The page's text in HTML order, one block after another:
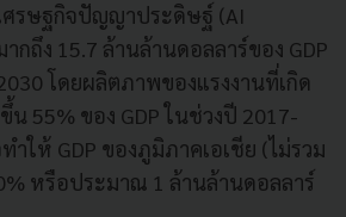
ศรษฐกิจปัญญาประดิษฐ์ (AI
ากถึง 15.7 ล้านล้านดอลลาร์ของ GDP
โดยผลิตภาพของแรงงานที่เกิด
น 55% ของ GDP ในช่วงปี 2017-
ำให้ GDP ของภูมิภาคเอเชีย (ไม่รวม
หรือประมาณ 1 ล้านล้านดอลลาร์